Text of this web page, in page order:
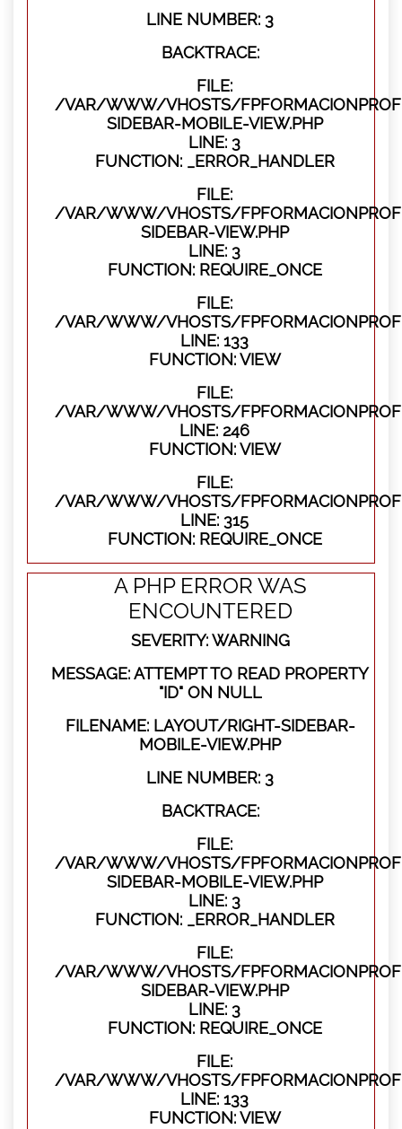
LINE NUMBER: 3
BACKTRACE:
FILE:
/VAR/WWW/VHOSTS/
SIDEBAR-MOBILE-VIEW.PHP
LINE: 3
FUNCTION: _ERROR_HANDLER
FILE:
/VAR/WWW/VHOSTS/
SIDEBAR-VIEW.PHP
LINE: 3
FUNCTION: REQUIRE_ONCE
FILE:
/VAR/WWW/VHOSTS/
LINE: 133
FUNCTION: VIEW
FILE:
/VAR/WWW/VHOSTS/
LINE: 246
FUNCTION: VIEW
FILE:
/VAR/WWW/VHOSTS/
LINE: 315
FUNCTION: REQUIRE_ONCE
A PHP ERROR WAS
ENCOUNTERED
SEVERITY: WARNING
MESSAGE: ATTEMPT TO READ PROPERTY
"ID" ON NULL
FILENAME: LAYOUT/RIGHT-SIDEBAR-
MOBILE-VIEW.PHP
LINE NUMBER: 3
BACKTRACE:
FILE:
/VAR/WWW/VHOSTS/
SIDEBAR-MOBILE-VIEW.PHP
LINE: 3
FUNCTION: _ERROR_HANDLER
FILE:
/VAR/WWW/VHOSTS/
SIDEBAR-VIEW.PHP
LINE: 3
FUNCTION: REQUIRE_ONCE
FILE:
/VAR/WWW/VHOSTS/
LINE: 133
FUNCTION: VIEW